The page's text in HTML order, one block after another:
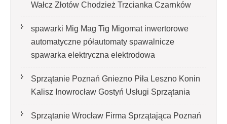
Wałcz Złotów Chodzież Trzcianka Czarnków
spawarki Mig Mag Tig Migomat inwertorowe
automatyczne półautomaty spawalnicze
spawarka elektryczna elektrodowa
Sprzątanie Poznań Gniezno Piła Leszno Konin
Kalisz Inowrocław Gostyń Usługi Sprzątania
Sprzątanie Wrocław Firma Sprzątająca Poznań